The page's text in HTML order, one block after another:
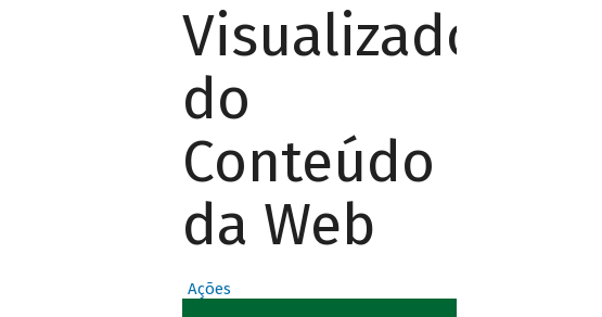
Visualizador
do
Conteúdo
da Web
Ações